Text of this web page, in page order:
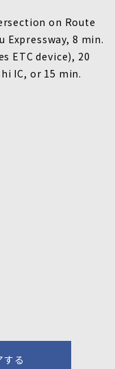
on Route
8 min.
ETC device), 20
IC, or 15 min.
る